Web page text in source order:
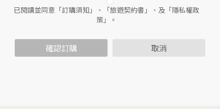
二、個人資料的蒐集、處理及利用方式
當您造訪本網站或使用本網站所提供之功能服務時，我們將視
範圍內處理及利用您的個人資料；非經您書面同意，本網站不
會將個人資料用於其他用途。
已閱讀並同意「訂購須知」、「旅遊契約書」、及「隱私權政
策」。
確認訂購 取消